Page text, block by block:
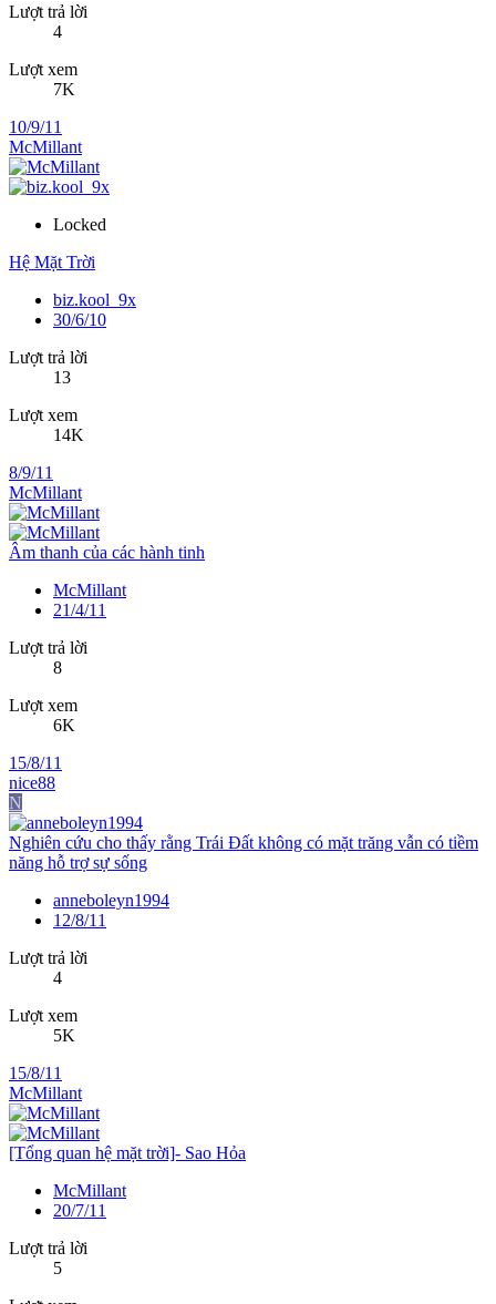
Lượt trả lời
4
Lượt xem
7K
10/9/11
McMillant
Locked
Hệ Mặt Trời
biz.kool_9x
30/6/10
Lượt trả lời
13
Lượt xem
14K
8/9/11
McMillant
Âm thanh của các hành tinh
McMillant
21/4/11
Lượt trả lời
8
Lượt xem
6K
15/8/11
nice88
N
Nghiên cứu cho thấy rằng Trái Đất không có mặt trăng vẫn có tiềm
năng hỗ trợ sự sống
anneboleyn1994
12/8/11
Lượt trả lời
4
Lượt xem
5K
15/8/11
McMillant
[Tổng quan hệ mặt trời]- Sao Hỏa
McMillant
20/7/11
Lượt trả lời
5